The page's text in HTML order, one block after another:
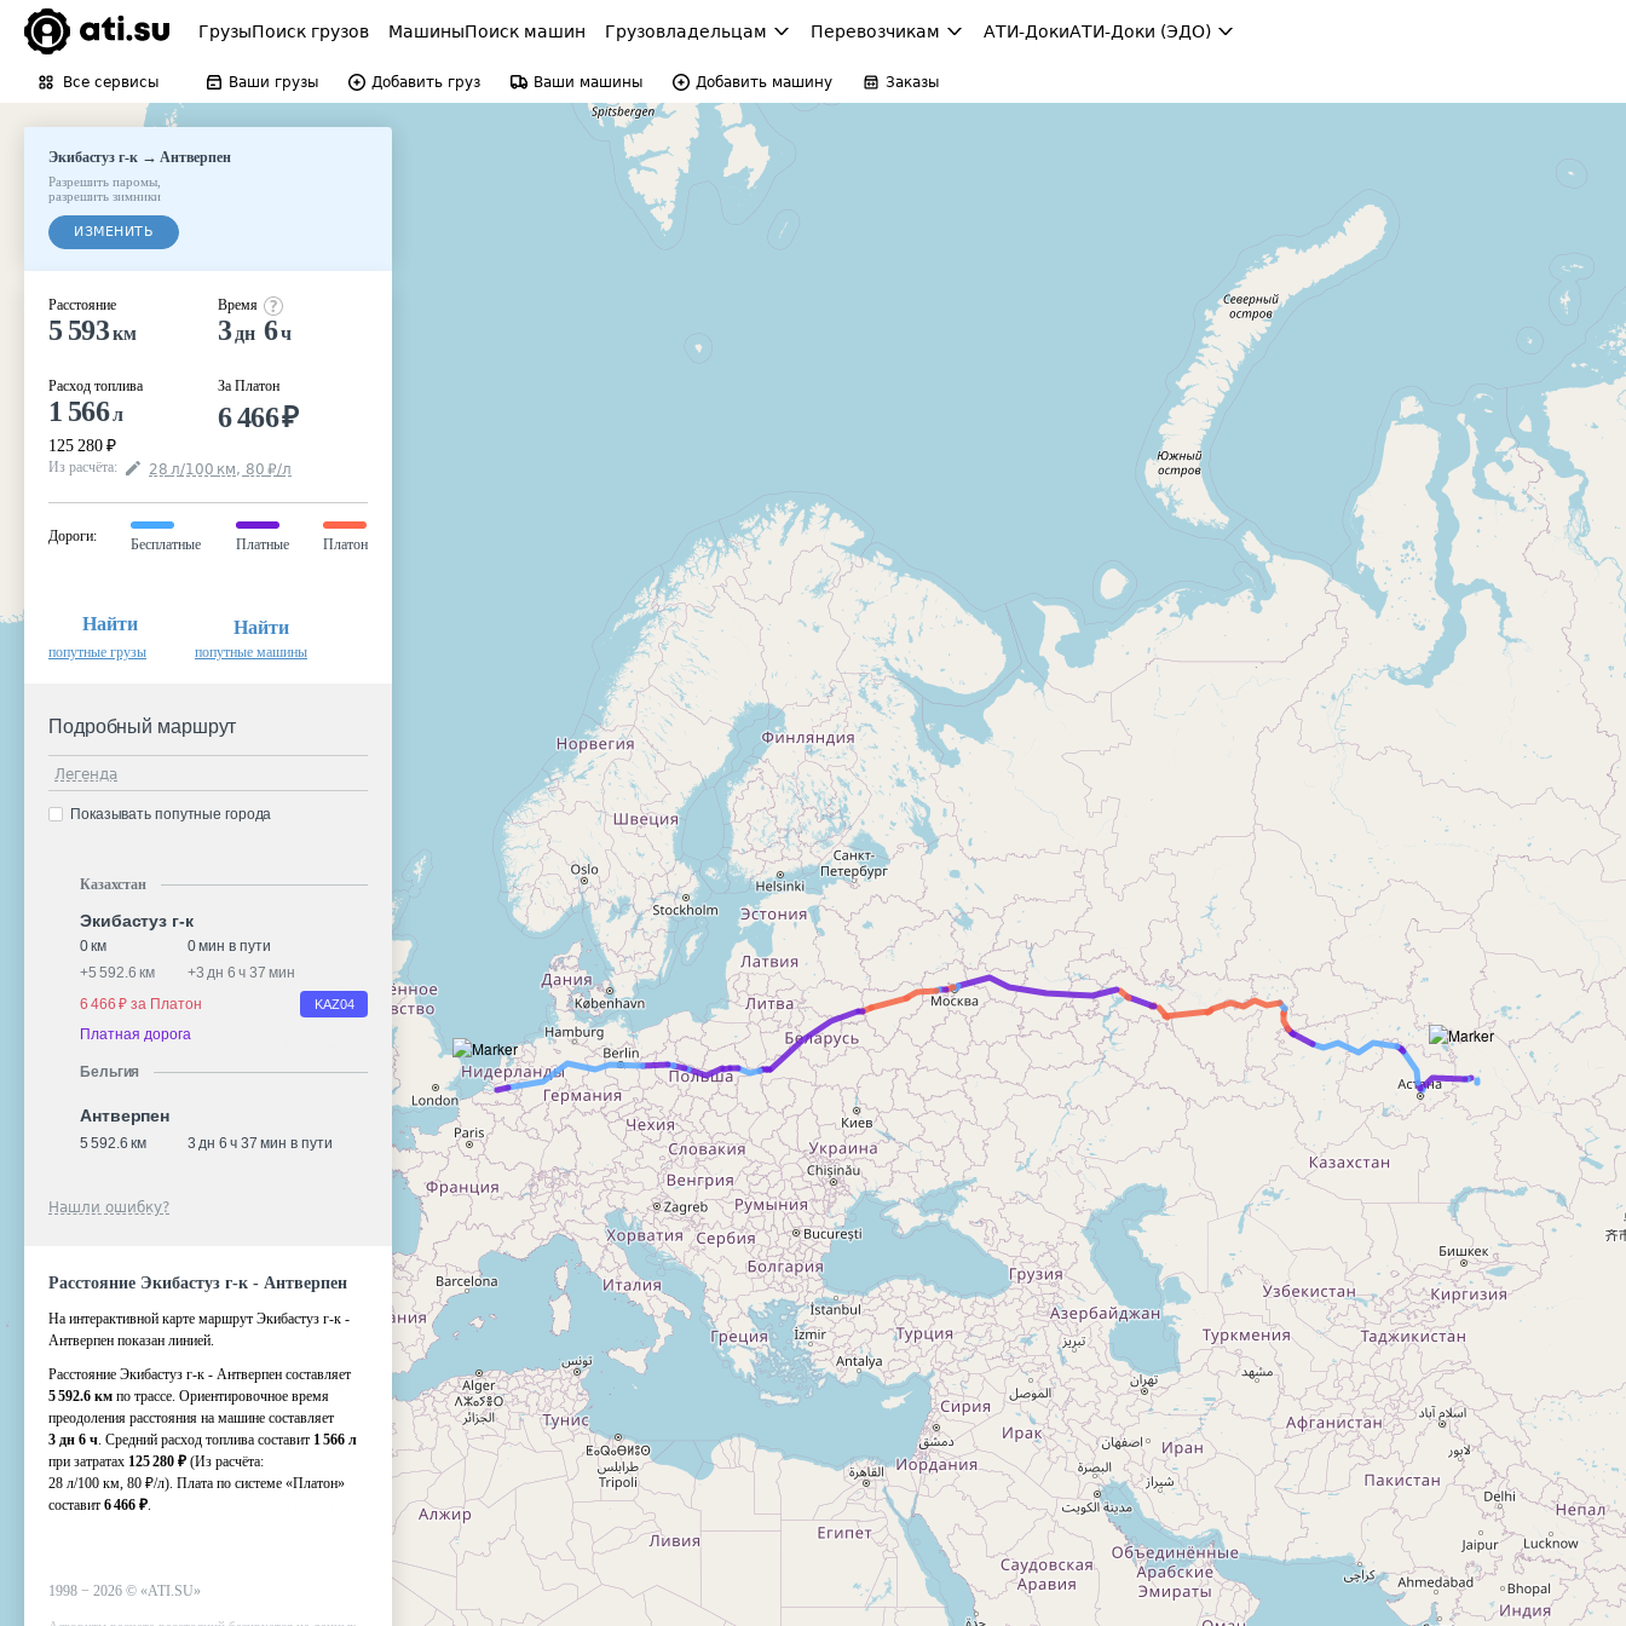
ГрузыПоиск грузов МашиныПоиск машин Грузовладельцам Перевозчикам АТИ-ДокиАТИ-Доки (ЭДО)
Все сервисы Ваши грузы Добавить груз Ваши машины Добавить машину Заказы
Экибастуз г-к→Антверпен
Разрешить паромы
разрешить зимники
ИЗМЕНИТЬ
Расстояние
5 593км
Расход топлива
1 566л
125 280 ₽
Время
3 дн 6ч
За Платон
6 466₽
Из расчёта: 28 л/100 км, 80 ₽/л
Дороги:
Бесплатные Платные Платон
Найти
попутные грузы
Найти
попутные машины
Подробный маршрут
Легенда
Показывать попутные города
Казахстан
Экибастуз г-к
0 км
0 мин в пути
+5 592.6 км +3 дн 6 ч 37 мин
6 466 ₽ за Платон
KАZ04
Платная дорога
Бельгия
Антверпен
5 592.6 км 3 дн 6 ч 37 мин в пути
Нашли ошибку?
Расстояние Экибастуз г-к - Антверпен
На интерактивной карте маршрут Экибастуз г-к -
Антверпен показан линией.
Расстояние Экибастуз г-к - Антверпен составляет
5 592.6 км по трассе. Ориентировочное время
преодоления расстояния на машине составляет
3 дн 6 ч. Средний расход топлива составит 1 566 л
при затратах 125 280 ₽ (Из расчёта:
28 л/100 км, 80 ₽/л). Плата по системе «Платон»
составит 6 466 ₽.
1998 − 2026 © «ATI.SU»